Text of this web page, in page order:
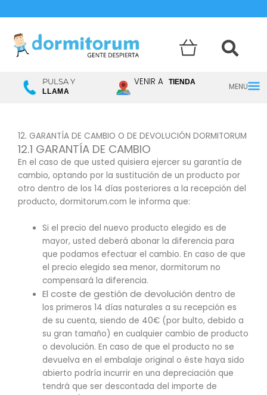
Menú
PULSA Y
LLAMA
VENIR A TIENDA
12. GARANTÍA DE CAMBIO O DE DEVOLUCIÓN DORMITORUM
12.1 GARANTÍA DE CAMBIO
En el caso de que usted quisiera ejercer su garantía de
cambio, optando por la sustitución de un producto por
otro dentro de los 14 días posteriores a la recepción del
producto, dormitorum.com le informa que:
Si el precio del nuevo producto elegido es de
mayor, usted deberá abonar la diferencia para
que podamos efectuar el cambio. En caso de que
el precio elegido sea menor, dormitorum no
compensará la diferencia.
El coste de gestión de devolución dentro de
los primeros 14 días naturales a su recepción es
de su cuenta, siendo de 40€ (por bulto, debido a
su gran tamaño) en cualquier cambio de producto
o devolución. En caso de que el producto no se
devuelva en el embalaje original o éste haya sido
abierto podría incurrir en una depreciación que
tendrá que ser descontada del importe de